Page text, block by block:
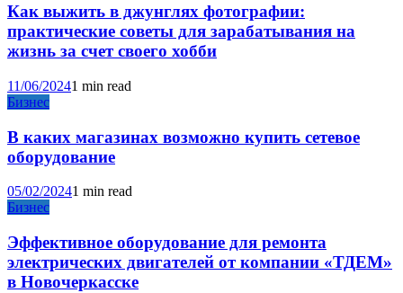
Как выжить в джунглях фотографии:
практические советы для зарабатывания на
жизнь за счет своего хобби
11/06/20241 min read
Бизнес
В каких магазинах возможно купить сетевое
оборудование
05/02/20241 min read
Бизнес
Эффективное оборудование для ремонта
электрических двигателей от компании «ТДЕМ»
в Новочеркасске